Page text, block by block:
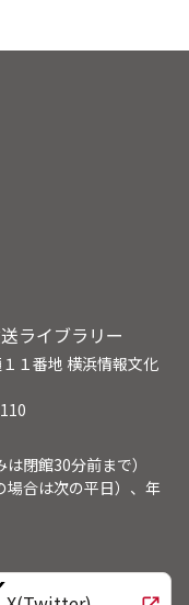
ライブラリー
１番地 横浜情報文化
閉館30分前まで）
合は次の平日）、年